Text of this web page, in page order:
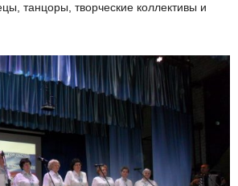
танцоры, творческие коллективы и